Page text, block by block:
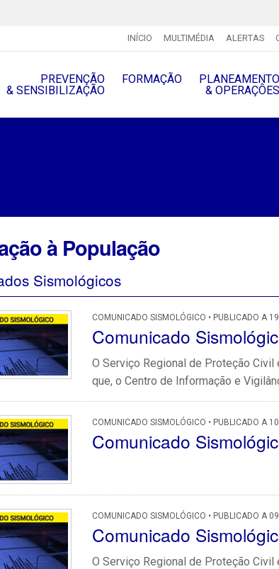
INÍCIO MULTIMÉDIA ALERTAS
PREVENÇÃO
& SENSIBILIZAÇÃO
FORMAÇÃO
PLANEAMENTO
& OPERAÇÔES
à População
Sismológicos
COMUNICADO SISMOLÓGICO • PUBLICADO A
Comunicado
O Serviço Regional de Proteção
que, o Centro de Informação e
COMUNICADO SISMOLÓGICO • PUBLICADO A
Comunicado
COMUNICADO SISMOLÓGICO • PUBLICADO A
Comunicado
O Serviço Regional de Proteção